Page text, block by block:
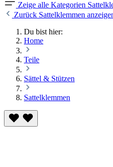
Zeige alle Kategorien
Zurück Sattelklemmen
Du bist hier:
Home
Teile
Sättel & Stützen
Sattelklemmen